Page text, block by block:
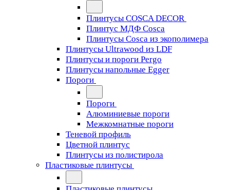
Плинтусы COSCA DECOR
Плинтус МДФ Cosca
Плинтусы Cosca из экополимера
Плинтусы Ultrawood из LDF
Плинтусы и пороги Pergo
Плинтусы напольные Egger
Пороги
Пороги
Алюминиевые пороги
Межкомнатные пороги
Теневой профиль
Цветной плинтус
Плинтусы из полистирола
Пластиковые плинтусы